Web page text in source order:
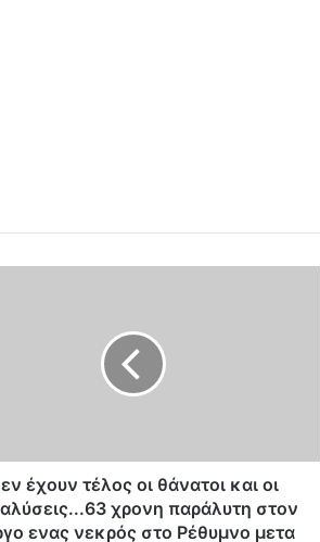
έχουν τέλος οι θάνατοι και οι
χρονη παράλυτη στον
ενας νεκρός στο Ρέθυμνο μετα